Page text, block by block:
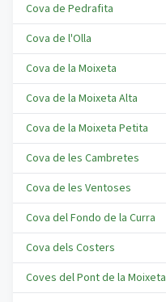
Cova de Pedrafita
Cova de l'Olla
Cova de la Moixeta
Cova de la Moixeta Alta
Cova de la Moixeta Petita
Cova de les Cambretes
Cova de les Ventoses
Cova del Fondo de la Curra
Cova dels Costers
Coves del Pont de la Moixeta